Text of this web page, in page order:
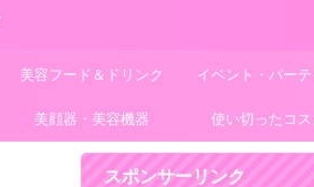
美容フード＆ドリンク イベント・パー
美顔器・美容機器 使い切ったコス
スポンサーリンク